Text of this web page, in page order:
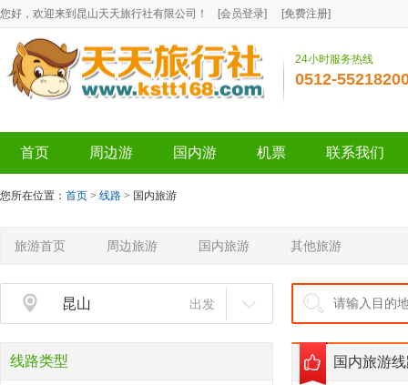
您好，欢迎来到昆山天天旅行社有限公司！ [会员登录] [免费注册]
24小时服务热线
0512-
首页 周边游 国内游 机票 联系我们
您所在位置： 首页 > 线路 > 国内旅游
旅游首页 周边旅游 国内旅游 其他旅游
昆山 出发
线路类型 国内旅游